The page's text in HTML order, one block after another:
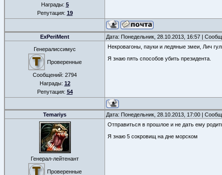
Награды: 5
Репутация: 19
ExPeriMent Дата: Понедельник, 28.10.2013, 16:57 |
Генералиссимус
Проверенные
Сообщений: 2794
Награды: 12
Репутация: 54
Некровагоны, пауки и ледяные змеи, Лич
Я знаю пять способов убить президента.
Temariys Дата: Понедельник, 28.10.2013, 17:00 |
Генерал-лейтенант
Проверенные
Отправиться в прошлое и не дать ему
Я знаю 5 сокровищ на дне морском